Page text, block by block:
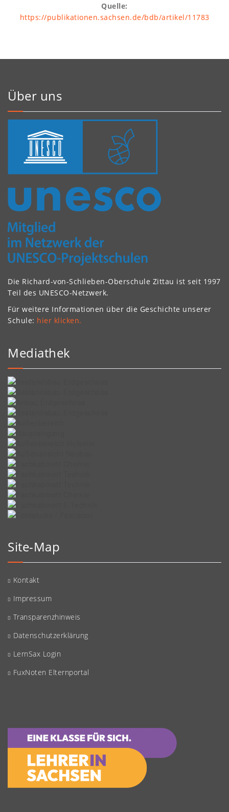
Quelle:
https://publikationen.sachsen.de/bdb/artikel/11783
Über uns
Die Richard-von-Schlieben-Oberschule Zittau ist seit 1997
Teil des UNESCO-Netzwerk.
Für weitere Informationen über die Geschichte unserer
Schule: hier klicken.
Mediathek
Site-Map
Kontakt
Impressum
Transparenzhinweis
Datenschutzerklärung
LernSax Login
FuxNoten Elternportal